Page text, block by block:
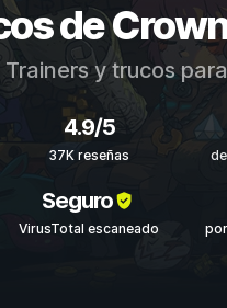
de
Trainers y trucos
4.9/5
37K reseñas
Seguro
VirusTotal escaneado